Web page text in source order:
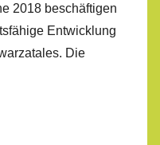
2018 beschäftigen
Entwicklung
Die